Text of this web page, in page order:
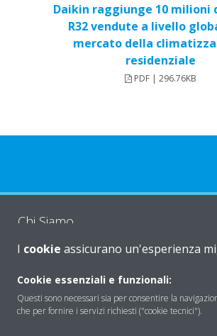
Daikin raggiunge 10 milioni
R32 vendute a livello
mercato della
residenziale
PDF | 296.76KB
Chi Siamo
Soluzioni
I cookie assicurano un'esperienza
Cookie essenziali e funzionali:
Questi sono necessari sia per consentire la
che per fornire i servizi richiesti ("cookie tecnici").